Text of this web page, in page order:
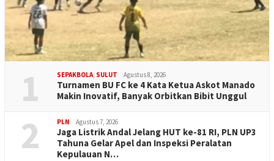
1 SEPAKBOLA, SULUT Agustus 8, 2026
Turnamen BU FC ke 4 Kata Ketua Askot Manado
Makin Inovatif, Banyak Orbitkan Bibit Unggul
2 PLN Agustus 7, 2026
Jaga Listrik Andal Jelang HUT ke-81 RI, PLN UP3
Tahuna Gelar Apel dan Inspeksi Peralatan
Kepulauan N…